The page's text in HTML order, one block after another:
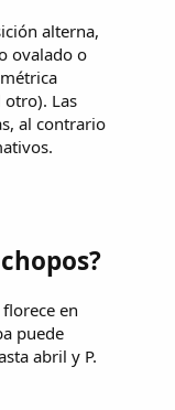
alterna,
ovalado o
Las
al contrario
en
puede
abril y P.